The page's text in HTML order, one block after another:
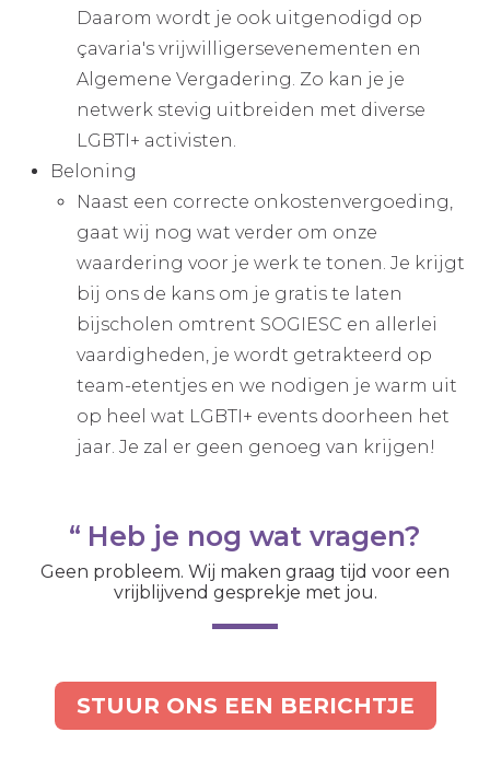
Daarom wordt je ook uitgenodigd op
çavaria's vrijwilligersevenementen en
Algemene Vergadering. Zo kan je je
netwerk stevig uitbreiden met diverse
LGBTI+ activisten.
Beloning
Naast een correcte onkostenvergoeding,
gaat wij nog wat verder om onze
waardering voor je werk te tonen. Je krijgt
bij ons de kans om je gratis te laten
bijscholen omtrent SOGIESC en allerlei
vaardigheden, je wordt getrakteerd op
team-etentjes en we nodigen je warm uit
op heel wat LGBTI+ events doorheen het
jaar. Je zal er geen genoeg van krijgen!
Heb je nog wat vragen?
Geen probleem. Wij maken graag tijd voor een
vrijblijvend gesprekje met jou.
STUUR ONS EEN BERICHTJE